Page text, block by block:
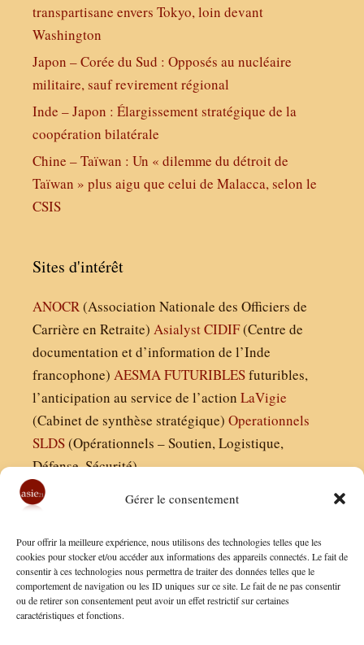
Gérer le consentement
Pour offrir la meilleure expérience, nous utilisons des technologies telles que les
cookies pour stocker et/ou accéder aux informations des appareils connectés. Le fait de
consentir à ces technologies nous permettra de traiter des données telles que le
comportement de navigation ou les ID uniques sur ce site. Le fait de ne pas consentir
ou de retirer son consentement peut avoir un effet restrictif sur certaines
caractéristiques et fonctions.
transpartisane envers Tokyo, loin devant
Washington
Japon – Corée du Sud : Opposés au nucléaire
militaire, sauf revirement régional
Inde – Japon : Élargissement stratégique de la
coopération bilatérale
Chine – Taïwan : Un « dilemme du détroit de
Taïwan » plus aigu que celui de Malacca, selon le
CSIS
Sites d'intérêt
ANOCR(Association Nationale des Officiers de
Carrière en Retraite) AsialystCIDIF(Centre de
documentation et d’information de l’Inde
francophone) AESMAFUTURIBLESfuturibles,
l’anticipation au service de l’action LaVigie
(Cabinet de synthèse stratégique) Operationnels
SLDS(Opérationnels – Soutien, Logistique,
Défense, Sécurité)
Finaldées EURL
Siège social : 13 avenue Boudon, 75016, Paris
Nous contacter